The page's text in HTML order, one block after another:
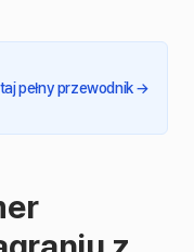
pełny przewodnik →